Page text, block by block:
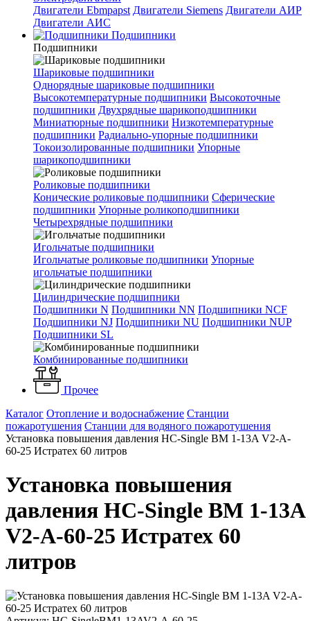
Двигатели Ebmpapst Двигатели Siemens Двигатели АИР
Двигатели АИС
Подшипники
Подшипники
Шариковые подшипники
Однорядные шариковые подшипники
Высокотемпературные подшипники Высокоточные
подшипники Двухрядные шарикоподшипники
Миниатюрные подшипники Низкотемпературные
подшипники Радиально-упорные подшипники
Токоизолированные подшипники Упорные
шарикоподшипники
Роликовые подшипники
Конические роликовые подшипники Сферические
подшипники Упорные роликоподшипники
Четырехрядные подшипники
Игольчатые подшипники
Игольчатые роликовые подшипники Упорные
игольчатые подшипники
Цилиндрические подшипники
Подшипники N Подшипники NN Подшипники NCF
Подшипники NJ Подшипники NU Подшипники NUP
Подшипники SL
Комбинированные подшипники
Прочее
Каталог Отопление и водоснабжение Станции
пожаротушения Станции для водяного пожаротушения
Установка повышения давления HC-Single BM 1-13A V2-A-
60-25 Истратех 60 литров
Установка повышения
давления HC-Single BM 1-13A
V2-A-60-25 Истратех 60
литров